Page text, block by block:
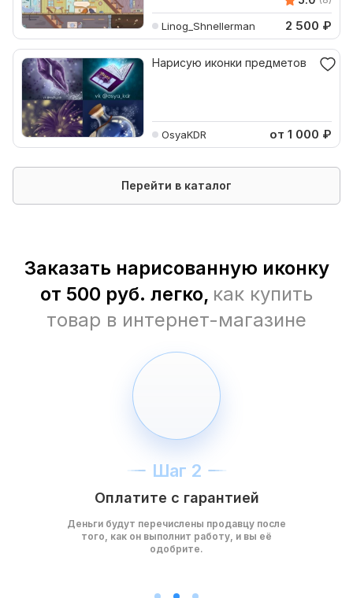
Linog_Shnellerman 2 500 ₽
Нарисую иконки предметов
OsyaKDR от 1 000 ₽
Перейти в каталог
Заказать нарисованную иконку
от 500 руб. легко, как купить
товар в интернет-магазине
Шаг 2
Оплатите с гарантией
Деньги будут перечислены продавцу после
того, как он выполнит работу, и вы её
одобрите.